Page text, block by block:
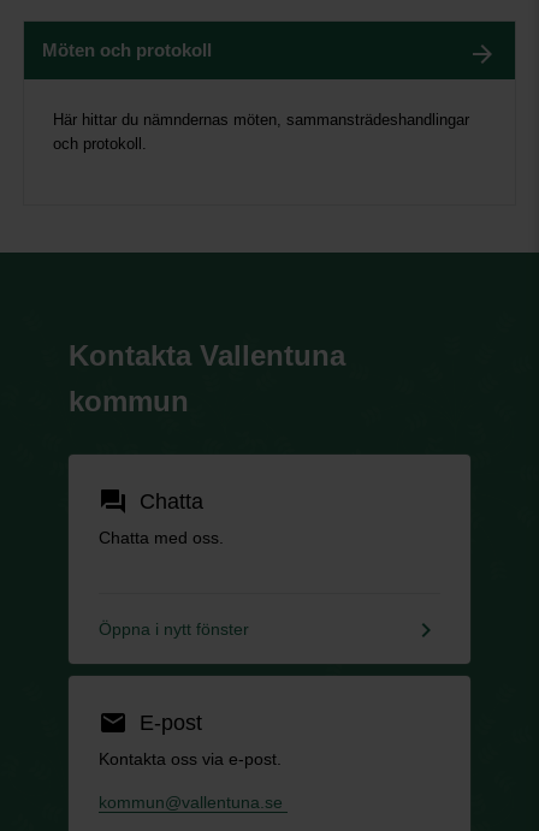
Möten och protokoll
Här hittar du nämndernas möten, sammansträdeshandlingar
och protokoll.
Kontakta Vallentuna
kommun
forum Chatta
Chatta med oss.
Öppna i nytt fönster keyboard_arrow_right
email E-post
Kontakta oss via e-post.
kommun@vallentuna.se